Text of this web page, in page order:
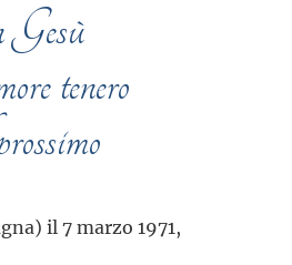
Gesù
tenero
il 7 marzo 1971,